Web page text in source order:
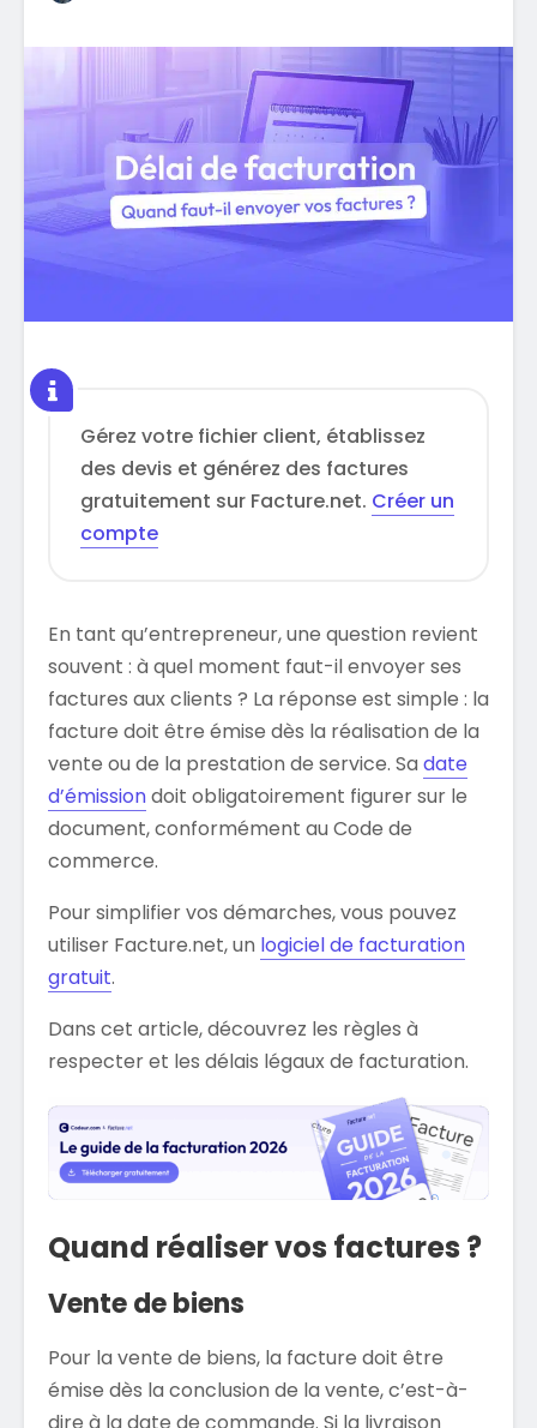
Gérez votre fichier client, établissez
des devis et générez des factures
gratuitement sur Facture.net. Créer un
compte
En tant qu’entrepreneur, une question revient
souvent : à quel moment faut-il envoyer ses
factures aux clients ? La réponse est simple : la
facture doit être émise dès la réalisation de la
vente ou de la prestation de service. Sa date
d’émissiondoit obligatoirement figurer sur le
document, conformément au Code de
commerce.
Pour simplifier vos démarches, vous pouvez
utiliser Facture.net, un logiciel de facturation
gratuit.
Dans cet article, découvrez les règles à
respecter et les délais légaux de facturation.
Quand réaliser vos factures ?
Vente de biens
Pour la vente de biens, la facture doit être
émise dès la conclusion de la vente, c’est-à-
dire à la date de commande. Si la livraison